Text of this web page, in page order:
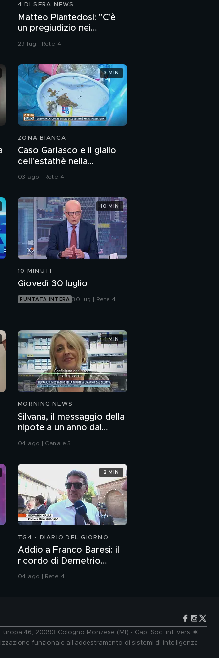
La regina del liscio
"Romagna mia"
4 DI SERA NEWS
Matteo Piantedosi: "C'è
un pregiudizio nei
confronti della polizia"
29 lug | Rete 4
ZONA BIANCA
Caso Garlasco e il giallo
dell'estathè nella
spazzatura
03 ago | Rete 4
3 MIN
10 MINUTI
Giovedì 30 luglio
PUNTATA INTERA 30 lug | Rete 4
10 MIN
MORNING NEWS
Silvana, il messaggio della
nipote a un anno dal
delitto
04 ago | Canale 5
1 MIN
TG4 - DIARIO DEL GIORNO
Addio a Franco Baresi: il
ricordo di Demetrio
Albertini, Clarence
04 ago | Rete 4
2 MIN
46, 20093 Cologno Monzese (MI) - Cap. Soc. int. vers. €
funzionale all'addestramento di sistemi di intelligenza